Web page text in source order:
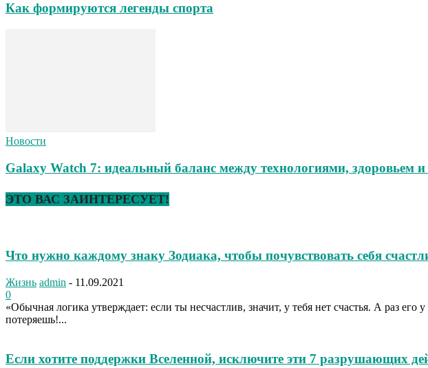
Как формируются легенды спорта
Новости
Galaxy Watch 7: идеальный баланс между технологиями, здоровьем и
ЭТО ВАС ЗАИНТЕРЕСУЕТ!
Что нужно каждому знаку Зодиака, чтобы почувствовать себя
Жизнь admin - 11.09.2021
0
«Обычная логика утверждает: если ты несчастлив, значит, у тебя нет счастья. А раз
потеряешь!...
Если хотите поддержки Вселенной, исключите эти 7 разрушающих